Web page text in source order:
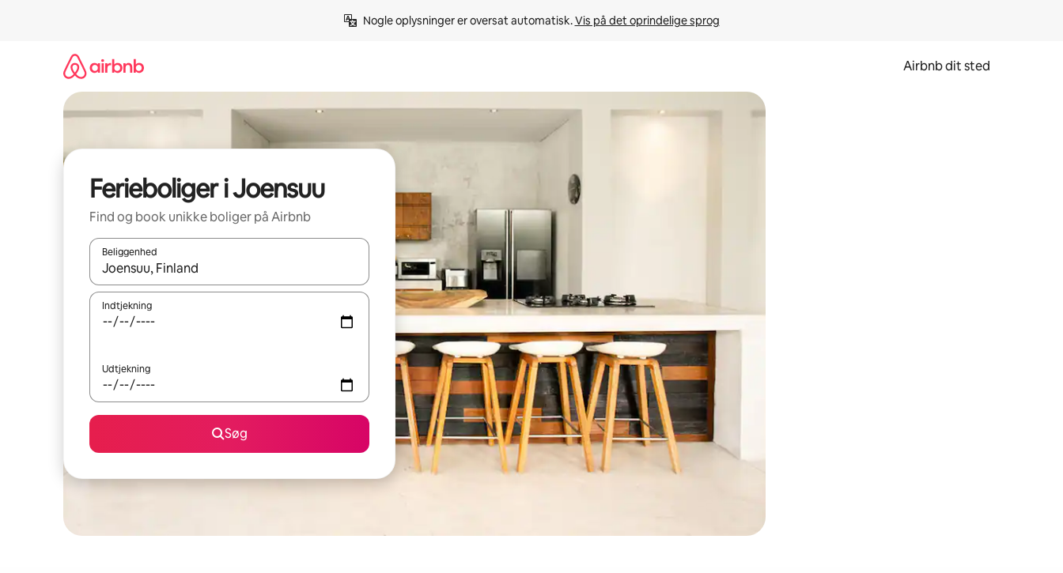
Nogle oplysninger er oversat automatisk. Vis på det oprindelige sprog
Airbnb dit sted
Ferieboliger i Joensuu
Find og book unikke boliger på Airbnb
Beliggenhed
Når resultaterne er tilgængelige, skal du navigere med piletasterne op og ned eller se mere ved at trykke eller stryge.
Indtjekning
Udtjekning
Søg